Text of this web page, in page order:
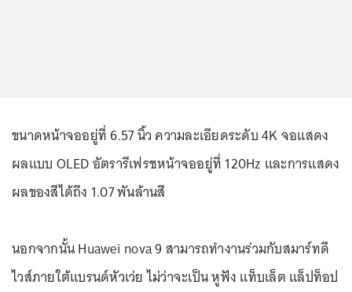
ขนาดหน้าจออยู่ที่ 6.57 นิ้ว ความละเอียดระดับ 4K จอแสดง
ผลแบบ OLED อัตรารีเฟรชหน้าจออยู่ที่ 120Hz และการแสดง
ผลของสีได้ถึง 1.07 พันล้านสี
นอกจากนั้น Huawei nova 9 สามารถทำงานร่วมกับสมาร์ทดี
ไวส์ภายใต้แบรนด์หัวเว่ย ไม่ว่าจะเป็น หูฟัง แท็บเล็ต แล็ปท็อป